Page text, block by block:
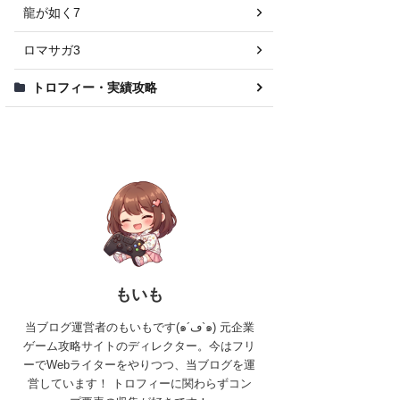
龍が如く7
ロマサガ3
トロフィー・実績攻略
もいも
当ブログ運営者のもいもです(๑´ڡ`๑) 元企業
ゲーム攻略サイトのディレクター。今はフリ
ーでWebライターをやりつつ、当ブログを運
営しています！ トロフィーに関わらずコン